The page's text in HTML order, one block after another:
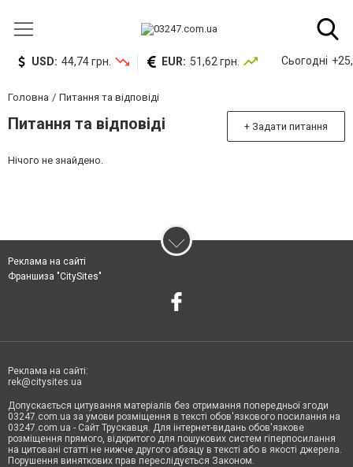
USD: 44,74 грн. EUR: 51,62 грн. Сьогодні
Головна Питання та відповіді
Питання та відповіді + Задати питання
Нічого не знайдено.
Реклама на сайті
Франшиза "CitySites"
Реклама на сайті:
rek@citysites.ua
Допускається цитування матеріалів без отримання попередньої згоди
03247.com.ua за умови розміщення в тексті обов'язкового посилання на
03247.com.ua - Сайт Трускавця. Для інтернет-видань обов'язкове
розміщення прямого, відкритого для пошукових систем гіперпосилання
на цитовані статті не нижче другого абзацу в тексті або в якості джерела.
Порушення виняткових прав переслідується Законом.